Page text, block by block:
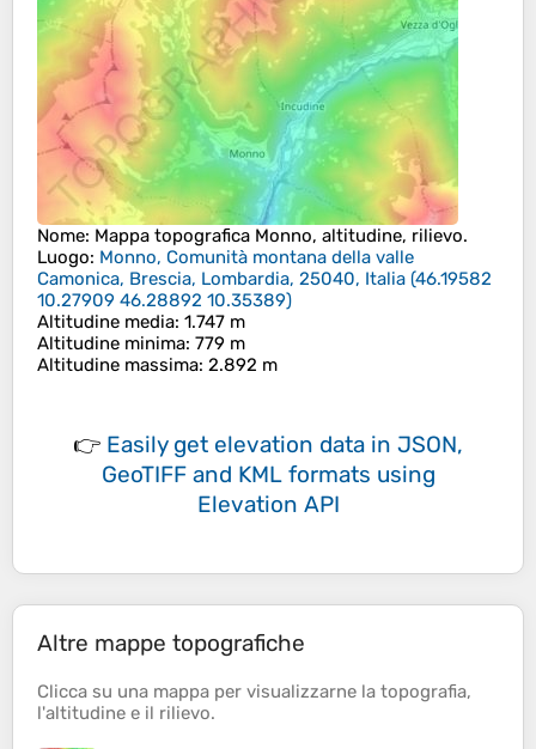
Nome: Mappa topografica Monno, altitudine, rilievo.
Luogo: Monno, Comunità montana della valle
Camonica, Brescia, Lombardia, 25040, Italia (46.19582
10.27909 46.28892 10.35389)
Altitudine media: 1.747 m
Altitudine minima: 779 m
Altitudine massima: 2.892 m
👉 Easily get elevation data in JSON,
GeoTIFF and KML formats using
Elevation API
Altre mappe topografiche
Clicca su una mappa per visualizzarne la topografia,
l'altitudine e il rilievo.